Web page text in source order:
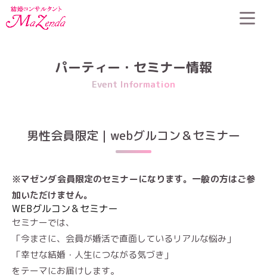
パーティー・セミナー情報
Event Information
男性会員限定｜webグルコン＆セミナー
※マゼンダ会員限定のセミナーになります。一般の方はご参
加いただけません。
WEBグルコン＆セミナー
セミナーでは、
「今まさに、会員が婚活で直面しているリアルな悩み」
「幸せな結婚・人生につながる気づき」
をテーマにお届けします。